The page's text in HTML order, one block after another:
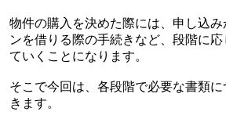
物件の購入を決めた際には、申し込
ンを借りる際の手続きなど、段階に応
ていくことになります。
そこで今回は、各段階で必要な書類
きます。